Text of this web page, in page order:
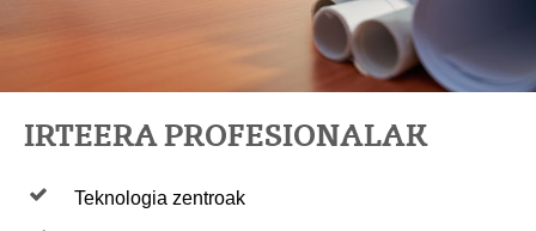
IRTEERA PROFESIONALAK
Teknologia zentroak